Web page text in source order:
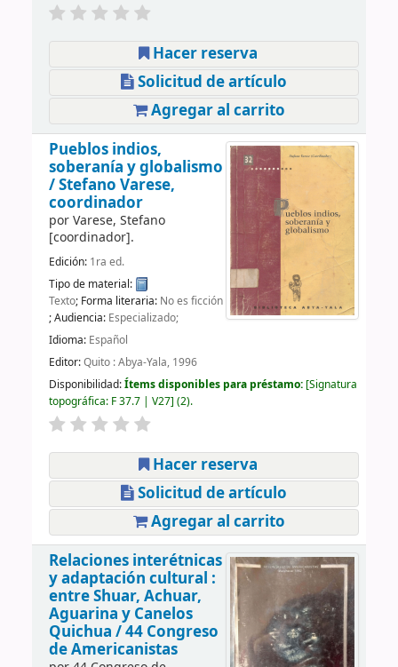
Hacer reserva
Solicitud de artículo
Agregar al carrito
Pueblos indios,
soberanía y globalismo
/Stefano Varese,
coordinador
porVarese, Stefano
[coordinador].
Edición: 1ra ed.
Tipo de material:
Texto; Forma literaria: No es ficción
; Audiencia: Especializado;
Idioma: Español
Editor:Quito : Abya-Yala, 1996
Disponibilidad:Ítems disponibles para préstamo: Signatura
topográfica: F 37.7 | V27 (2).
Hacer reserva
Solicitud de artículo
Agregar al carrito
Relaciones interétnicas
y adaptación cultural :
entre Shuar, Achuar,
Aguarina y Canelos
Quichua /44 Congreso
de Americanistas